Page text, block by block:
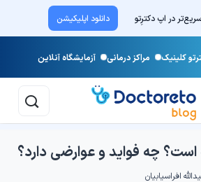
در اپ دکترِتو دانلود اپلیکیشن
کلینیک مراکز درمانی آزمایشگاه آنلاین
چه فواید و عوارضی دارد؟
افراسیابیان